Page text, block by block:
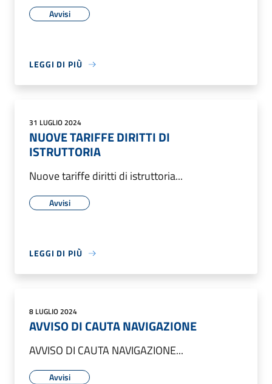
Avvisi
LEGGI DI PIÙ
31 LUGLIO 2024
NUOVE TARIFFE DIRITTI DI
ISTRUTTORIA
Nuove tariffe diritti di istruttoria...
Avvisi
LEGGI DI PIÙ
8 LUGLIO 2024
AVVISO DI CAUTA NAVIGAZIONE
AVVISO DI CAUTA NAVIGAZIONE...
Avvisi